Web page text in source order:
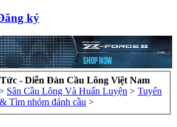
ký
- Diễn Đàn Cầu Lông Việt Nam
Sân Cầu Lông Và Huấn Luyện > Tuyển
Tìm nhóm đánh cầu >